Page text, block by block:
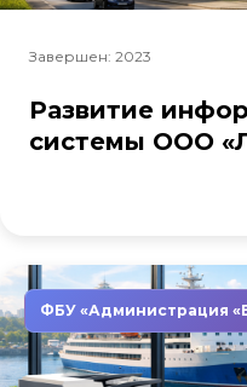
Завершен: 2023
Развитие
системы ООО
ФБУ «Администрация